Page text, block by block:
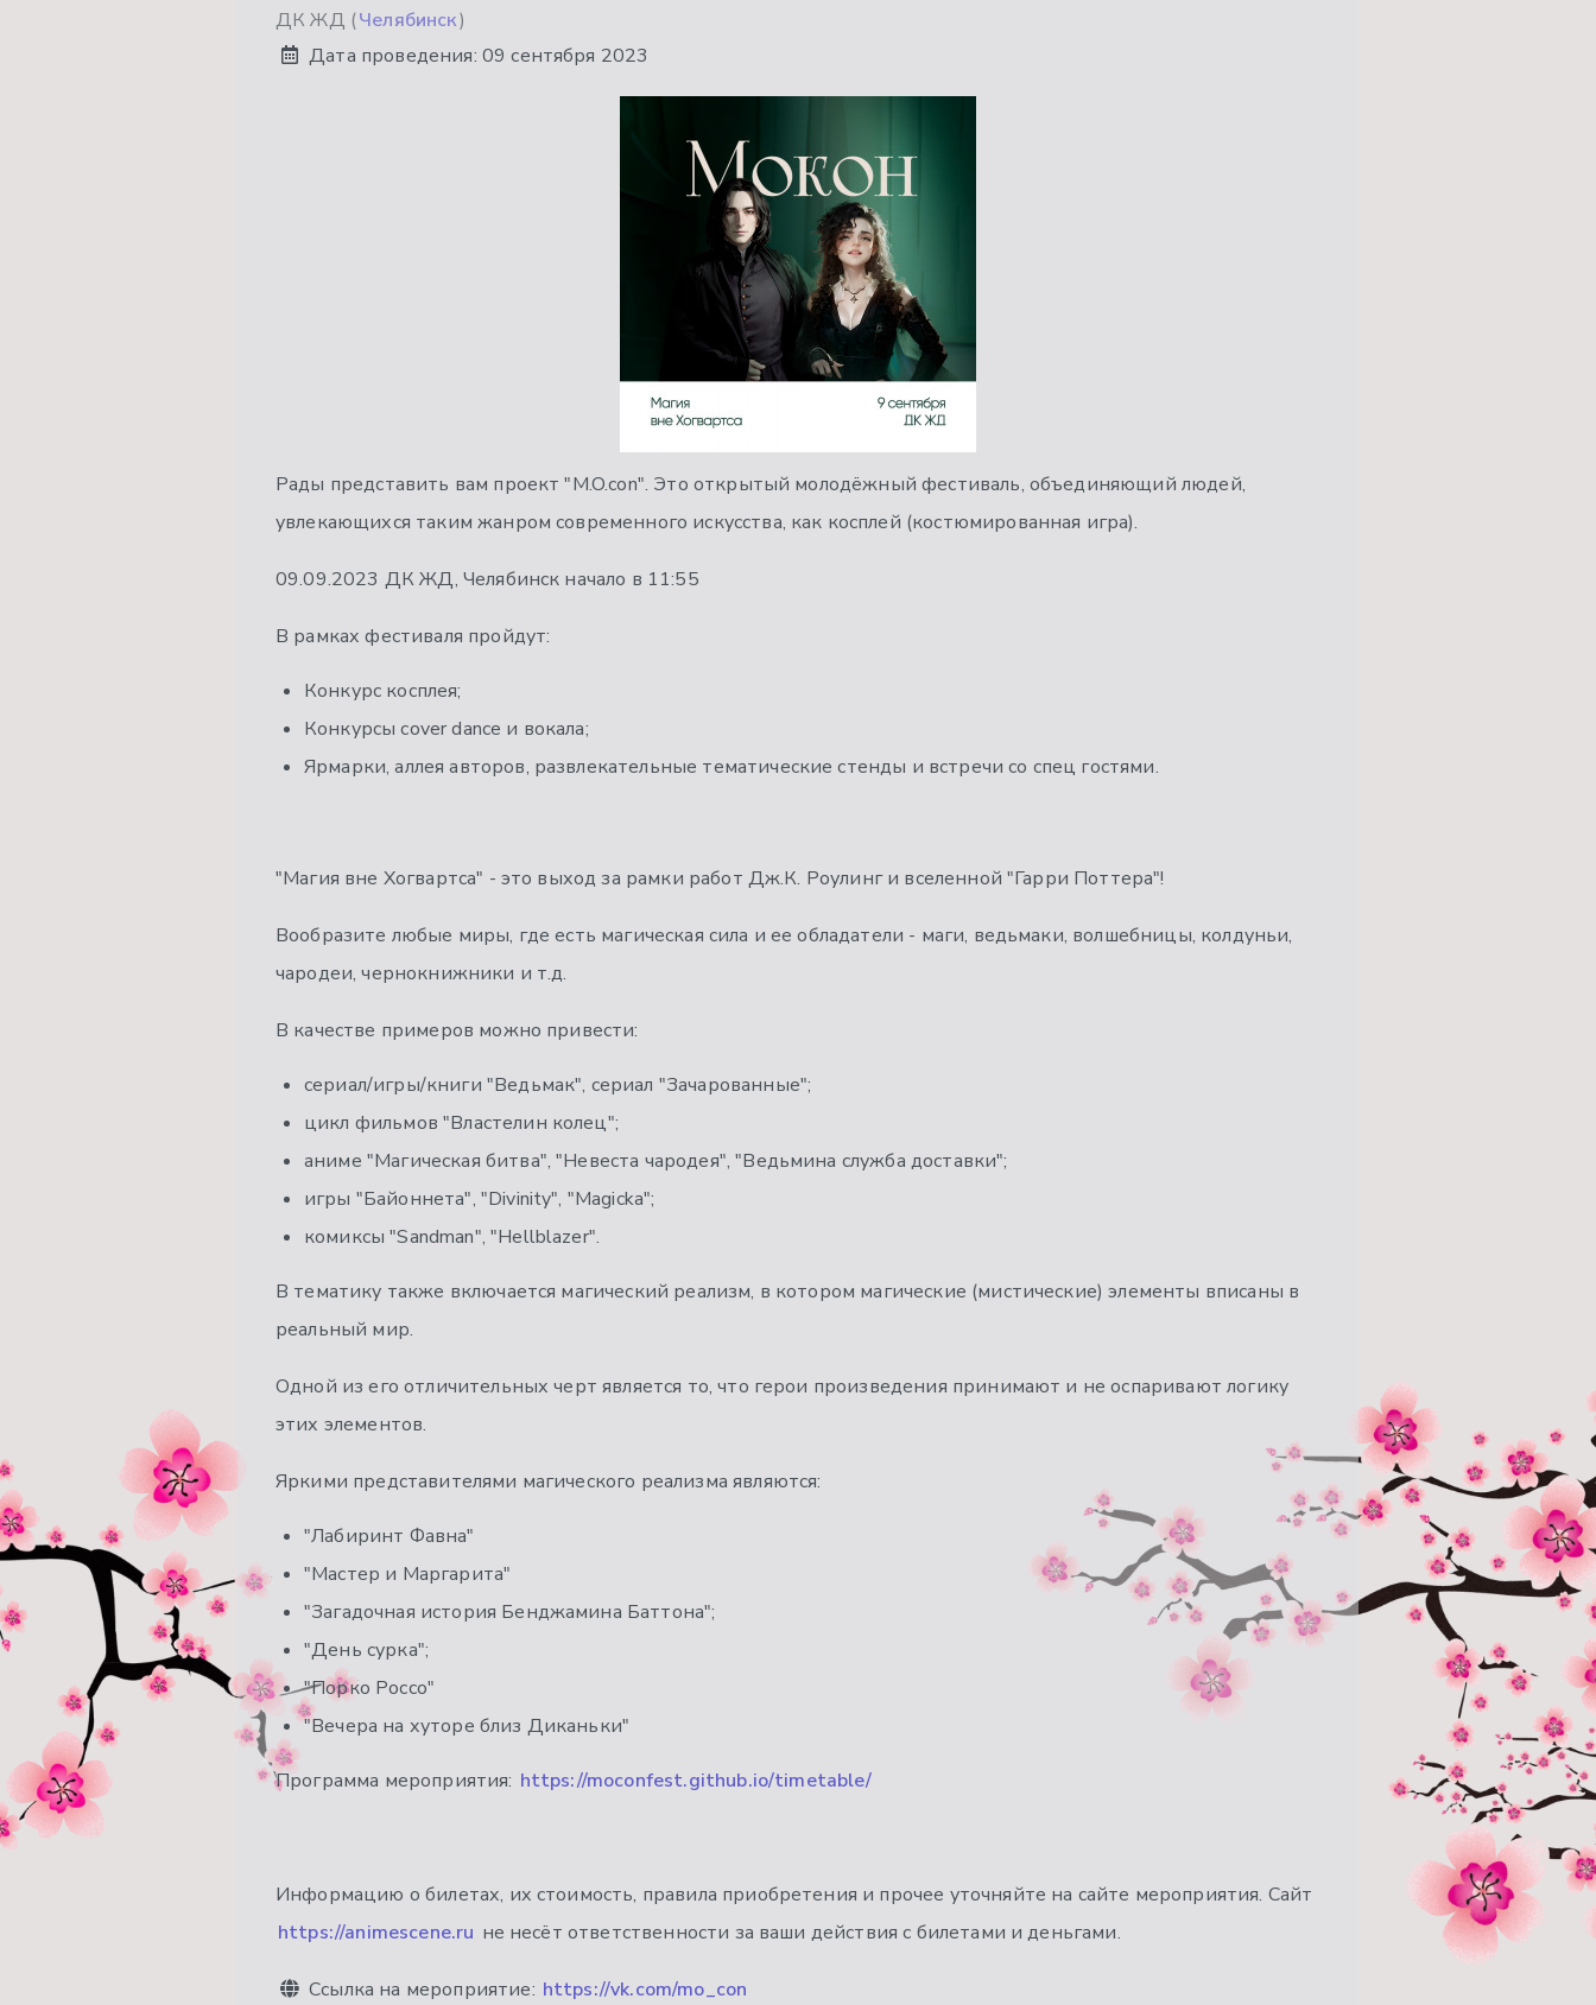
ДК ЖД (Челябинск)
Дата проведения: 09 сентября 2023
Рады представить вам проект "M.O.con". Это открытый молодёжный фестиваль, объединяющий людей,
увлекающихся таким жанром современного искусства, как косплей (костюмированная игра).
09.09.2023 ДК ЖД, Челябинск начало в 11:55
В рамках фестиваля пройдут:
Конкурс косплея;
Конкурсы cover dance и вокала;
Ярмарки, аллея авторов, развлекательные тематические стенды и встречи со спец гостями.
"Магия вне Хогвартса" - это выход за рамки работ Дж.К. Роулинг и вселенной "Гарри Поттера"!
Вообразите любые миры, где есть магическая сила и ее обладатели - маги, ведьмаки, волшебницы, колдуньи,
чародеи, чернокнижники и т.д.
В качестве примеров можно привести:
сериал/игры/книги "Ведьмак", сериал "Зачарованные";
цикл фильмов "Властелин колец";
аниме "Магическая битва", "Невеста чародея", "Ведьмина служба доставки";
игры "Байоннета", "Divinity", "Magicka";
комиксы "Sandman", "Hellblazer".
В тематику также включается магический реализм, в котором магические (мистические) элементы вписаны в
реальный мир.
Одной из его отличительных черт является то, что герои произведения принимают и не оспаривают логику
этих элементов.
Яркими представителями магического реализма являются:
"Лабиринт Фавна"
"Мастер и Маргарита"
"Загадочная история Бенджамина Баттона";
"День сурка";
"Порко Россо"
"Вечера на хуторе близ Диканьки"
Программа мероприятия: https://moconfest.github.io/timetable/
Информацию о билетах, их стоимость, правила приобретения и прочее уточняйте на сайте мероприятия. Сайт
https://animescene.ru не несёт ответственности за ваши действия с билетами и деньгами.
Ссылка на мероприятие: https://vk.com/mo_con